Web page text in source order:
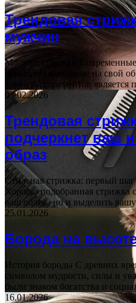
Трендовая
мужчин
Модные стрижки
обращают внимание на свой
ключевых элементов
03.02.2026
Трендовая
подчеркнет ваш
образ
Стильная стрижка: первый
Хорошо подобранная стрижка
ваш облик, но и выделить
25.01.2026
Борода на
История бороды С древних
символом мудрости, силы и
были знаком богатства и
16.01.2026